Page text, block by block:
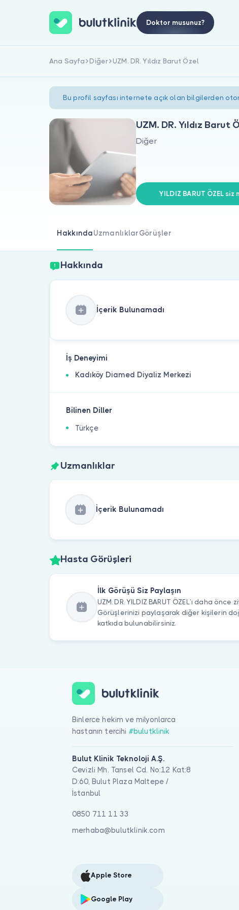
Doktor musunuz?
Ana Sayfa Diğer UZM. DR. Yıldız Barut Özel
Bu profil sayfası internete açık olan bilgilerden
UZM. DR. Yıldız Barut
Diğer
YILDIZ BARUT ÖZEL siz
HakkındaUzmanlıklarGörüşler
Hakkında
İçerik Bulunamadı
İş Deneyimi
Kadıköy Diamed Diyaliz Merkezi
Bilinen Diller
Türkçe
Uzmanlıklar
İçerik Bulunamadı
Hasta Görüşleri
İlk Görüşü Siz Paylaşın
UZM. DR. YILDIZ BARUT ÖZEL’ı daha
Görüşlerinizi paylaşarak diğer kişilerin
katkıda bulunabilirsiniz.
Binlerce hekim ve milyonlarca
hastanın tercihi #bulutklinik
Bulut Klinik Teknoloji A.Ş.
Cevizli Mh. Tansel Cd. No:12 Kat:8
D:60, Bulut Plaza Maltepe /
İstanbul
0850 711 11 33
merhaba@bulutklinik.com
Apple Store
Google Play